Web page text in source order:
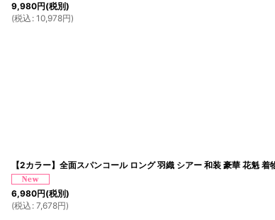
9,980円(税別)
(税込 : 10,978円)
【2カラー】全面スパンコール ロング 羽織 シアー 和装 豪華 花魁
6,980円(税別)
(税込 : 7,678円)